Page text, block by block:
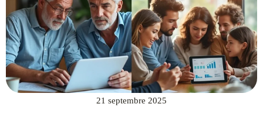
21 septembre 2025